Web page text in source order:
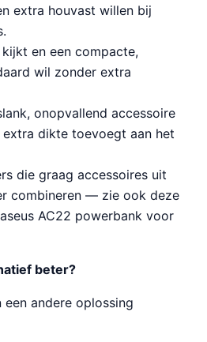
extra houvast willen bij
kijkt en een compacte,
wil zonder extra
onopvallend accessoire
dikte toevoegt aan het
die graag accessoires uit
combineren — zie ook deze
AC22 powerbank voor
beter?
andere oplossing